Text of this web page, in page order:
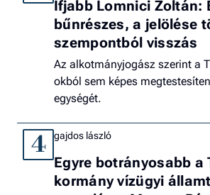
Ifjabb Lomnici Zoltán:
bűnrészes, a jelölése
szempontból visszás
Az alkotmányjogász szerint a
okból sem képes
egységét.
4 gajdos lászló
Egyre botrányosabb a
kormány vízügyi